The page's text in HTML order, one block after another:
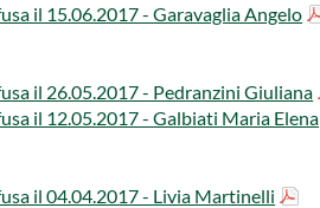
il 15.06.2017 - ​​​​​​Garavaglia Angelo
il 26​.05.2017 - ​​​​​​Pedranzini Giuliana​
il 12.05.2017 - ​Galbiati Maria Elena
il 04.04.2017 - Livia Martinelli